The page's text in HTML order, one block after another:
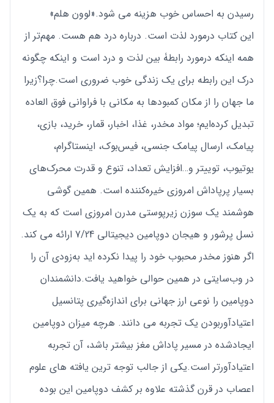
رسیدن به احساس خوب هزینه می شود.«لوون هلم»
این کتاب در‌مورد لذت است. درباره درد هم هست. مهم‌تر از
همه اینکه درمورد رابطۀ بین لذت و درد است و اینکه چگونه
درک این رابطه برای یک زندگی خوب ضروری است.چرا؟زیرا
ما جهان را از مکان کمبودها به مکانی با فراوانی فوق العاده
تبدیل کرده‌ایم؛ مواد مخدر، غذا، اخبار، قمار، خرید، بازی،
پیامک، ارسال پیامک جنسی، فیس‌بوک، اینستاگرام،
یوتیوب، توییتر و…افزایش تعداد، تنوع و قدرت محرک‌های
بسیار پرپاداش امروزی خیره‌کننده است. همین گوشی
هوشمند یک سوزن زیرپوستی مدرن امروزی است که به یک
نسل پرشور و ‌هیجان دوپامین دیجیتالی 7/24 ارائه می کند.
اگر هنوز مخدر محبوب خود را پیدا نکرده اید به‌زودی آن را
در وب‌سایتی در همین حوالی خواهید یافت.دانشمندان
دوپامین را نوعی ارز جهانی برای اندازه‌گیری پتانسیل
اعتیادآوربودن یک تجربه می دانند. هر‌چه میزان دوپامین
ایجادشده در مسیر پاداش مغز بیشتر باشد، آن تجربه
اعتیادآورتر است.یکی از جالب ‌توجه ترین یافته های علوم
اعصاب در قرن گذشته علاوه ‌بر کشف دوپامین این بوده